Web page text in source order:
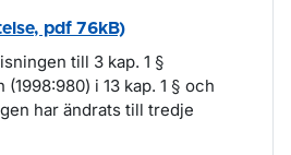
pdf 76kB)
till 3 kap. 1 §
i 13 kap. 1 § och
har ändrats till tredje